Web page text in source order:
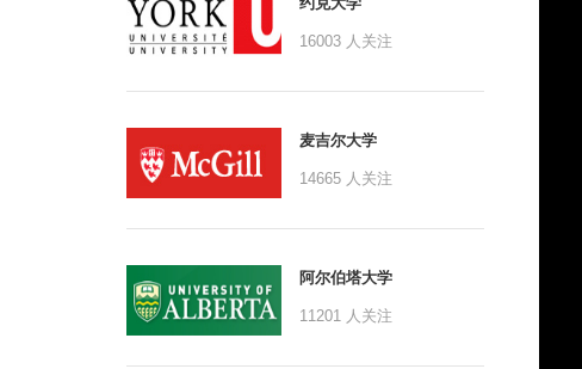
16003 人关注
麦吉尔大学
14665 人关注
阿尔伯塔大学
11201 人关注